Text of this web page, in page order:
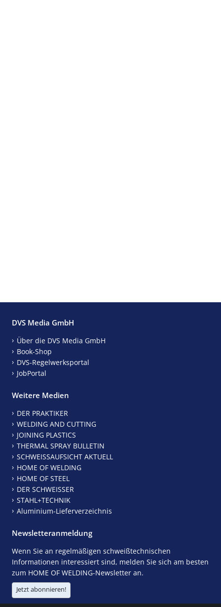
DVS Media GmbH
Über die DVS Media GmbH
Book-Shop
DVS-Regelwerksportal
JobPortal
Weitere Medien
DER PRAKTIKER
WELDING AND CUTTING
JOINING PLASTICS
THERMAL SPRAY BULLETIN
SCHWEISSAUFSICHT AKTUELL
HOME OF WELDING
HOME OF STEEL
DER SCHWEISSER
STAHL+TECHNIK
Aluminium-Lieferverzeichnis
Newsletteranmeldung
Wenn Sie an regelmäßigen schweißtechnischen
Informationen interessiert sind, melden Sie sich am besten
zum HOME OF WELDING-Newsletter an.
Jetzt abonnieren!